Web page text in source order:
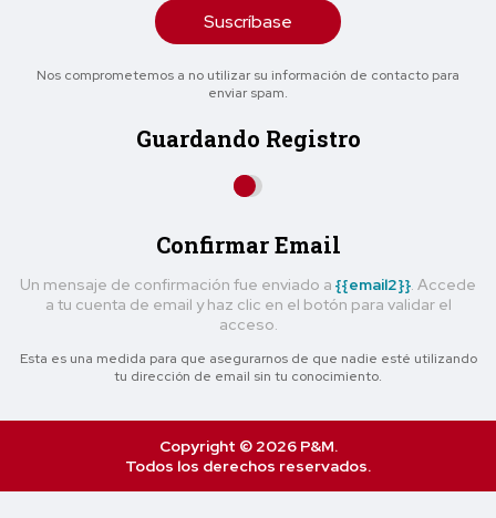
Suscríbase
Nos comprometemos a no utilizar su información de contacto para
enviar spam.
Guardando Registro
Confirmar Email
Un mensaje de confirmación fue enviado a {{email2}}. Accede
a tu cuenta de email y haz clic en el botón para validar el
acceso.
Esta es una medida para que asegurarnos de que nadie esté utilizando
tu dirección de email sin tu conocimiento.
Copyright © 2026 P&M.
Todos los derechos reservados.